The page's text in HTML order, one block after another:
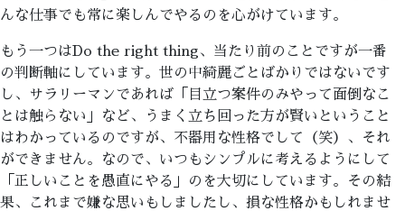
んな仕事でも常に楽しんでやるのを心がけています。
もう一つはDo the right thing、当たり前のことですが一番
の判断軸にしています。世の中綺麗ごとばかりではないです
し、サラリーマンであれば「目立つ案件のみやって面倒なこ
とは触らない」など、うまく立ち回った方が賢いということ
はわかっているのですが、不器用な性格でして（笑）、それ
ができません。なので、いつもシンプルに考えるようにして
「正しいことを愚直にやる」のを大切にしています。その結
果、これまで嫌な思いもしましたし、損な性格かもしれませ